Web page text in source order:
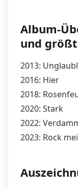
Album-
und
2013:
2016: Hier
2018:
2020: Stark
2022:
2023: Rock